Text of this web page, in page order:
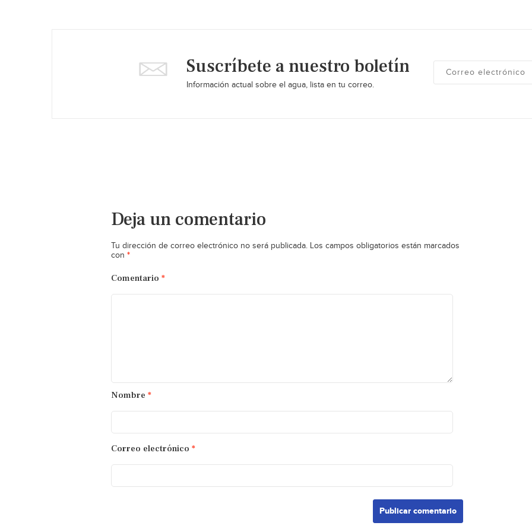
Suscríbete a nuestro boletín
Información actual sobre el agua, lista en tu correo.
Deja un comentario
Tu dirección de correo electrónico no será publicada. Los campos obligatorios están marcados
con *
Comentario *
Nombre *
Correo electrónico *